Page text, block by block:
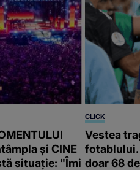
și CINE
situație: "Îmi
CLICK
Vestea
fotablului.
doar 68